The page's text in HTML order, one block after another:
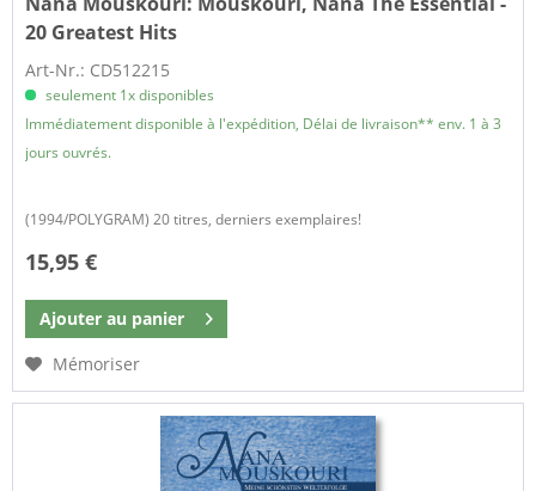
20 Greatest Hits
Art-Nr.: CD512215
seulement 1x disponibles
Immédiatement disponible à l'expédition, Délai de livraison** env. 1 à 3
jours ouvrés.
(1994/POLYGRAM) 20 titres, derniers exemplaires!
15,95 €
Ajouter au panier
Mémoriser